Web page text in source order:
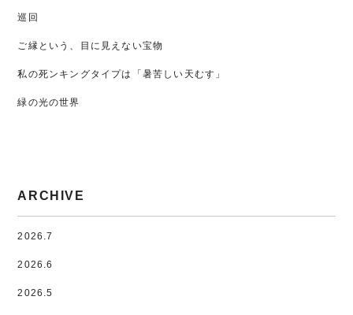
巡回
ご縁という、目に見えない宝物
私の死ンキングタイプは「暑苦しい天むす」
緑の光の世界
ARCHIVE
2026.7
2026.6
2026.5